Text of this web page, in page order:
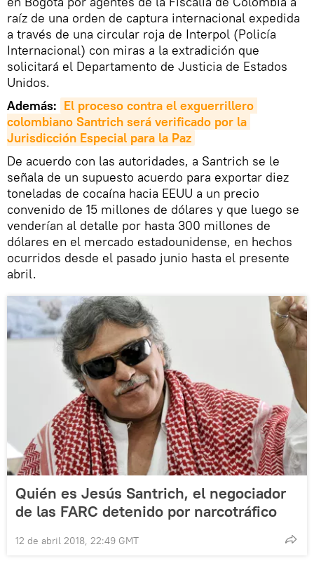
raíz de una orden de captura internacional expedida
a través de una circular roja de Interpol (Policía
Internacional) con miras a la extradición que
solicitará el Departamento de Justicia de Estados
Unidos.
Además: El proceso contra el exguerrillero
colombiano Santrich será verificado por la
Jurisdicción Especial para la Paz
De acuerdo con las autoridades, a Santrich se le
señala de un supuesto acuerdo para exportar diez
toneladas de cocaína hacia EEUU a un precio
convenido de 15 millones de dólares y que luego se
venderían al detalle por hasta 300 millones de
dólares en el mercado estadounidense, en hechos
ocurridos desde el pasado junio hasta el presente
abril.
Quién es Jesús Santrich, el negociador
de las FARC detenido por narcotráfico
12 de abril 2018, 22:49 GMT